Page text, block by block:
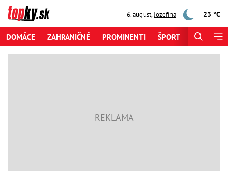
6. august,Jozefína 23 °C
DOMÁCE ZAHRANIČNÉ PROMINENTI ŠPORT